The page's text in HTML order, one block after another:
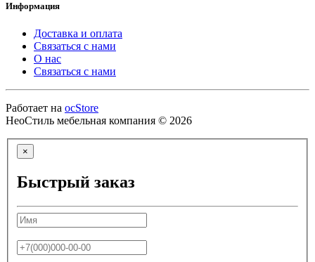
Информация
Доставка и оплата
Связаться с нами
О нас
Связаться с нами
Работает на ocStore
НеоСтиль мебельная компания © 2026
×
Быстрый заказ